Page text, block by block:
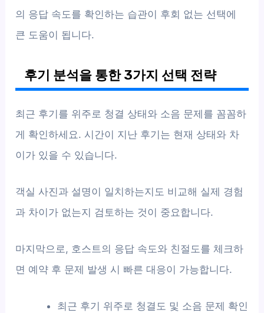
의 응답 속도를 확인하는 습관이 후회 없는 선택에
큰 도움이 됩니다.
후기 분석을 통한 3가지 선택 전략
최근 후기를 위주로 청결 상태와 소음 문제를 꼼꼼하
게 확인하세요. 시간이 지난 후기는 현재 상태와 차
이가 있을 수 있습니다.
객실 사진과 설명이 일치하는지도 비교해 실제 경험
과 차이가 없는지 검토하는 것이 중요합니다.
마지막으로, 호스트의 응답 속도와 친절도를 체크하
면 예약 후 문제 발생 시 빠른 대응이 가능합니다.
최근 후기 위주로 청결도 및 소음 문제 확인